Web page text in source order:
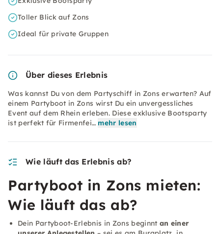
Toller Blick auf Zons
Ideal für private Gruppen
Über dieses Erlebnis
Was kannst Du von dem Partyschiff in Zons erwarten? Auf
einem Partyboot in Zons wirst Du ein unvergessliches
Event auf dem Rhein erleben. Diese exklusive Bootsparty
ist perfekt für Firmenfei… mehr lesen
Wie läuft das Erlebnis ab?
Partyboot in Zons mieten:
Wie läuft das ab?
Dein Partyboot-Erlebnis in Zons beginnt an einer